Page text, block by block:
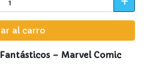
al carro
– Marvel Comic